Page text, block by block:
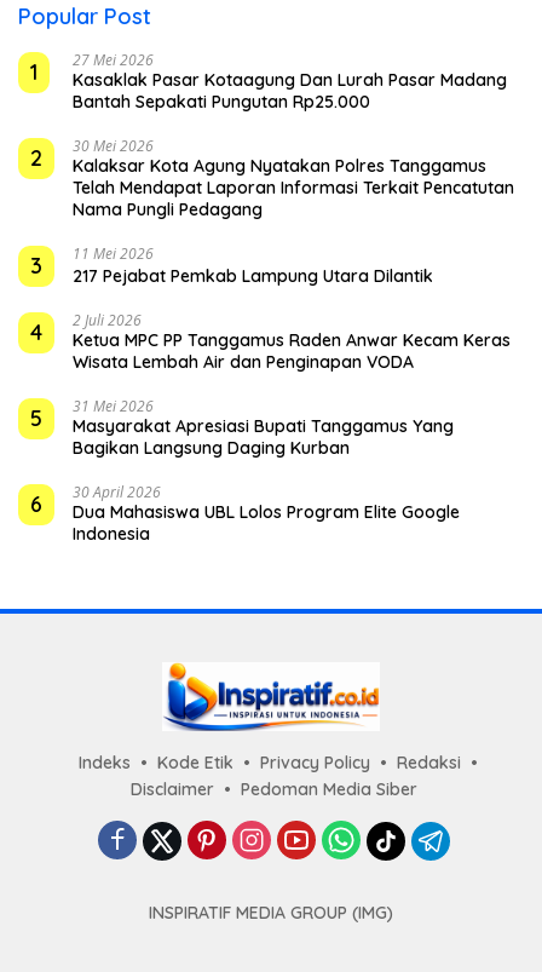
Popular Post
1
27 Mei 2026
Kasaklak Pasar Kotaagung Dan Lurah Pasar Madang
Bantah Sepakati Pungutan Rp25.000
2 30 Mei 2026
Kalaksar Kota Agung Nyatakan Polres Tanggamus
Telah Mendapat Laporan Informasi Terkait Pencatutan
Nama Pungli Pedagang
3 11 Mei 2026
217 Pejabat Pemkab Lampung Utara Dilantik
4 2 Juli 2026
Ketua MPC PP Tanggamus Raden Anwar Kecam Keras
Wisata Lembah Air dan Penginapan VODA
5 31 Mei 2026
Masyarakat Apresiasi Bupati Tanggamus Yang
Bagikan Langsung Daging Kurban
6 30 April 2026
Dua Mahasiswa UBL Lolos Program Elite Google
Indonesia
Indeks Kode Etik Privacy Policy
Redaksi
Disclaimer
Pedoman Media Siber
INSPIRATIF MEDIA GROUP (IMG)